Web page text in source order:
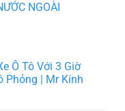
NGOÀI
Ô Tô Với 3 Giờ
Phỏng | Mr Kính